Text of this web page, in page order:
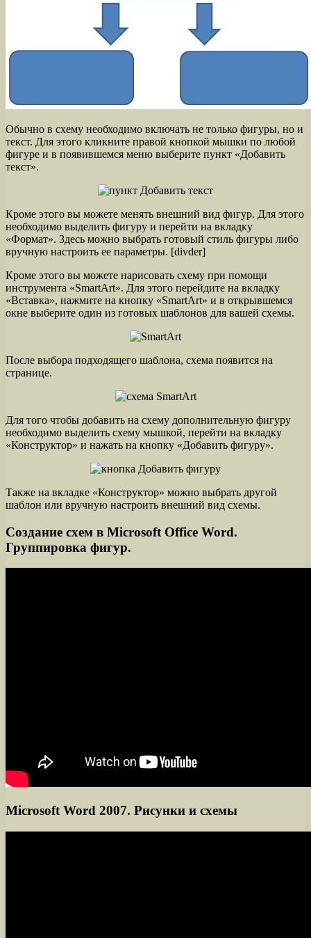
Обычно в схему необходимо включать не только фигуры, но и
текст. Для этого кликните правой кнопкой мышки по любой
фигуре и в появившемся меню выберите пункт «Добавить
текст».
Кроме этого вы можете менять внешний вид фигур. Для этого
необходимо выделить фигуру и перейти на вкладку
«Формат». Здесь можно выбрать готовый стиль фигуры либо
вручную настроить ее параметры. [divder]
Кроме этого вы можете нарисовать схему при помощи
инструмента «SmartArt». Для этого перейдите на вкладку
«Вставка», нажмите на кнопку «SmartArt» и в открывшемся
окне выберите один из готовых шаблонов для вашей схемы.
После выбора подходящего шаблона, схема появится на
странице.
Для того чтобы добавить на схему дополнительную фигуру
необходимо выделить схему мышкой, перейти на вкладку
«Конструктор» и нажать на кнопку «Добавить фигуру».
Также на вкладке «Конструктор» можно выбрать другой
шаблон или вручную настроить внешний вид схемы.
Создание схем в Microsoft Office Word.
Группировка фигур.
Microsoft Word 2007. Рисунки и схемы